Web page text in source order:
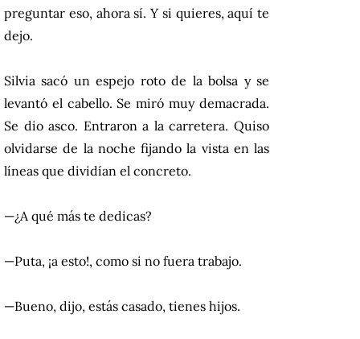
preguntar eso, ahora sí. Y si quieres, aquí te
dejo.
Silvia sacó un espejo roto de la bolsa y se
levantó el cabello. Se miró muy demacrada.
Se dio asco. Entraron a la carretera. Quiso
olvidarse de la noche fijando la vista en las
líneas que dividían el concreto.
—¿A qué más te dedicas?
—Puta, ¡a esto!, como si no fuera trabajo.
—Bueno, dijo, estás casado, tienes hijos.